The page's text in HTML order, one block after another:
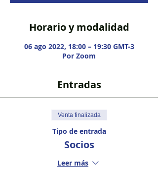
Horario y modalidad
06 ago 2022, 18:00 – 19:30 GMT-3
Por Zoom
Entradas
Venta finalizada
Tipo de entrada
Socios
Leer más